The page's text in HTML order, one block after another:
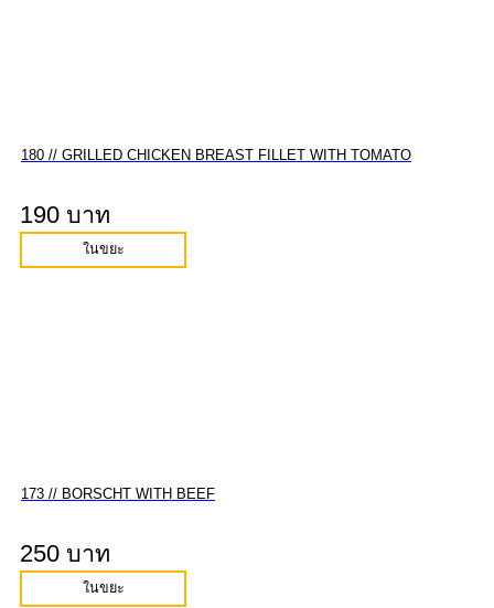
180 // GRILLED CHICKEN BREAST FILLET WITH TOMATO
190 บาท
ในขยะ
173 // BORSCHT WITH BEEF
250 บาท
ในขยะ